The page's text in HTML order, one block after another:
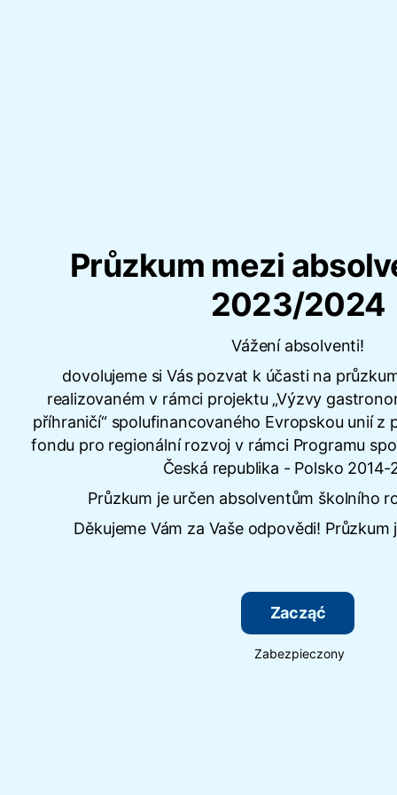
Průzkum mezi
2023/2024
Vážení absolventi!
dovolujeme si Vás pozvat k účasti na
realizovaném v rámci projektu „Výzvy
příhraničí“ spolufinancovaného Evropskou unií z
fondu pro regionální rozvoj v rámci Programu
Česká republika - Polsko 2014-
Průzkum je určen absolventům školního
Děkujeme Vám za Vaše odpovědi!
Zacząć
Zabezpieczony